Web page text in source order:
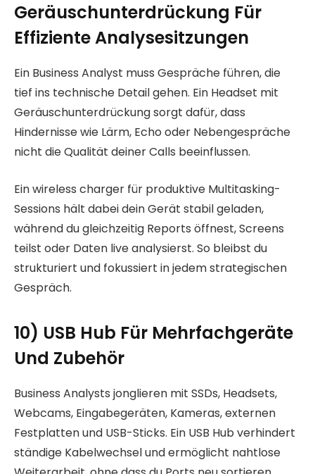
Geräuschunterdrückung Für
Effiziente Analysesitzungen
Ein Business Analyst muss Gespräche führen, die
tief ins technische Detail gehen. Ein Headset mit
Geräuschunterdrückung sorgt dafür, dass
Hindernisse wie Lärm, Echo oder Nebengespräche
nicht die Qualität deiner Calls beeinflussen.
Ein wireless charger für produktive Multitasking-
Sessions hält dabei dein Gerät stabil geladen,
während du gleichzeitig Reports öffnest, Screens
teilst oder Daten live analysierst. So bleibst du
strukturiert und fokussiert in jedem strategischen
Gespräch.
10) USB Hub Für Mehrfachgeräte
Und Zubehör
Business Analysts jonglieren mit SSDs, Headsets,
Webcams, Eingabegeräten, Kameras, externen
Festplatten und USB-Sticks. Ein USB Hub verhindert
ständige Kabelwechsel und ermöglicht nahtlose